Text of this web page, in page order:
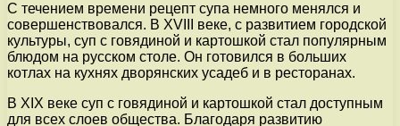
С течением времени рецепт супа немного менялся и
совершенствовался. В XVIII веке, с развитием городской
культуры, суп с говядиной и картошкой стал популярным
блюдом на русском столе. Он готовился в больших
котлах на кухнях дворянских усадеб и в ресторанах.
В XIX веке суп с говядиной и картошкой стал доступным
для всех слоев общества. Благодаря развитию